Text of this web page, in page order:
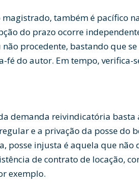
magistrado, também é pacífico
do prazo ocorre
procedente, bastando que
fé do autor. Em tempo, verifica-
demanda reivindicatória basta
e a privação da posse do
posse injusta é aquela que
de contrato de locação,
exemplo.